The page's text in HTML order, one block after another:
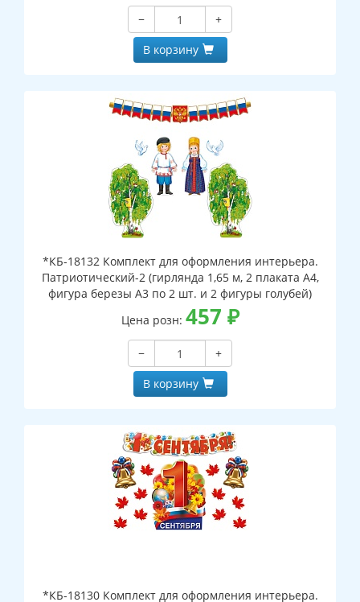
−
+
В корзину
*КБ-18132 Комплект для оформления интерьера.
Патриотический-2 (гирлянда 1,65 м, 2 плаката А4,
фигура березы А3 по 2 шт. и 2 фигуры голубей)
Цена розн: 457 ₽
−
+
В корзину
*КБ-18130 Комплект для оформления интерьера.